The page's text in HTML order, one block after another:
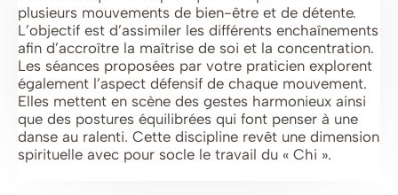
plusieurs mouvements de bien-être et de détente.
L’objectif est d’assimiler les différents enchaînements
afin d’accroître la maîtrise de soi et la concentration.
Les séances proposées par votre praticien explorent
également l’aspect défensif de chaque mouvement.
Elles mettent en scène des gestes harmonieux ainsi
que des postures équilibrées qui font penser à une
danse au ralenti. Cette discipline revêt une dimension
spirituelle avec pour socle le travail du « Chi ».